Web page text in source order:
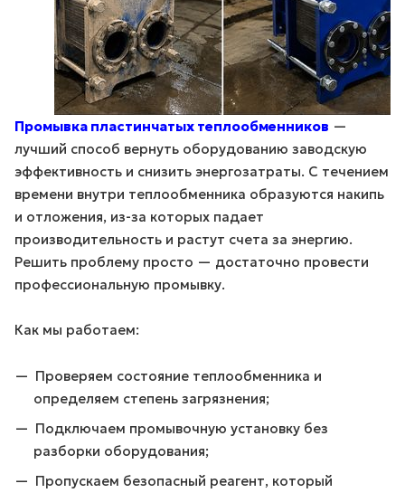
Промывка пластинчатых теплообменников —
лучший способ вернуть оборудованию заводскую
эффективность и снизить энергозатраты. С течением
времени внутри теплообменника образуются накипь
и отложения, из-за которых падает
производительность и растут счета за энергию.
Решить проблему просто — достаточно провести
профессиональную промывку.
Как мы работаем:
Проверяем состояние теплообменника и
определяем степень загрязнения;
Подключаем промывочную установку без
разборки оборудования;
Пропускаем безопасный реагент, который